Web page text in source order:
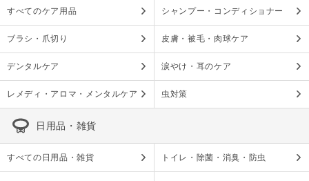
すべてのケア用品 シャンプー・コンディショナー
ブラシ・爪切り 皮膚・被毛・肉球ケア
デンタルケア 涙やけ・耳のケア
レメディ・アロマ・メンタルケア 虫対策
日用品・雑貨
すべての日用品・雑貨 トイレ・除菌・消臭・防虫